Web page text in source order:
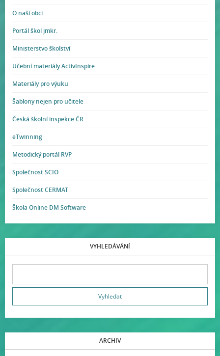
O naší obci
Portál škol jmkr.
Ministerstvo školství
Učební materiály ActivInspire
Materiály pro výuku
Šablony nejen pro učitele
Česká školní inspekce ČR
eTwinning
Metodický portál RVP
Společnost SCIO
Společnost CERMAT
Škola Online DM Software
VYHLEDÁVÁNÍ
ARCHIV